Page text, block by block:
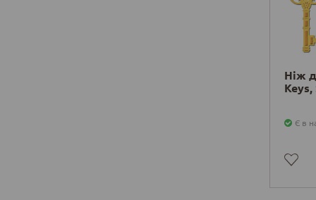
Ніж
Є в